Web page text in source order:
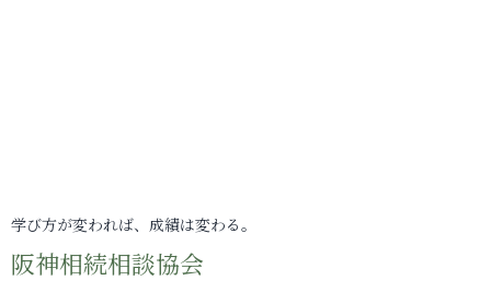
学び方が変われば、成績は変わる。
阪神相続相談協会